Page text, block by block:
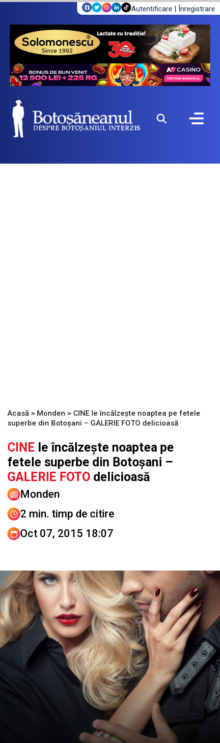
Autentificare | Înregistrare
Acasă > Monden > CINE le încălzește noaptea pe fetele
superbe din Botoșani – GALERIE FOTO delicioasă
CINE le încălzește noaptea pe
fetele superbe din Botoșani –
GALERIE FOTO delicioasă
Monden
2 min. timp de citire
Oct 07, 2015 18:07